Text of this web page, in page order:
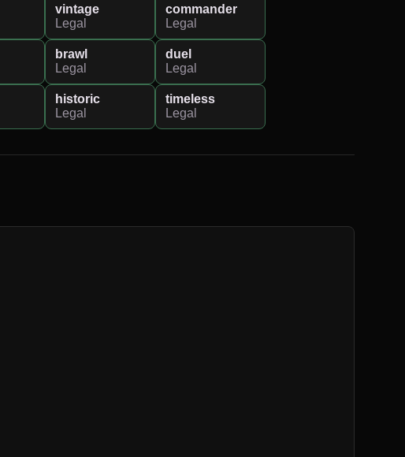
vintage
Legal
commander
Legal
brawl
Legal
duel
Legal
historic
Legal
timeless
Legal